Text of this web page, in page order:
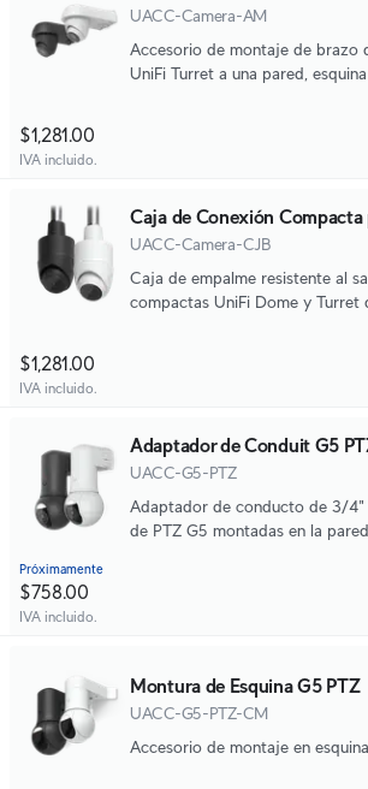
UACC-Camera-AM
Accesorio de montaje de brazo
UniFi Turret a una pared,
$1,281.00
IVA incluido.
Caja de Conexión Compacta
UACC-Camera-CJB
Caja de empalme resistente al
compactas UniFi Dome y Turret
$1,281.00
IVA incluido.
Adaptador de Conduit G5
UACC-G5-PTZ
Adaptador de conducto de 3/4"
de PTZ G5 montadas en la
Próximamente
$758.00
IVA incluido.
Montura de Esquina G5 PTZ
UACC-G5-PTZ-CM
Accesorio de montaje en